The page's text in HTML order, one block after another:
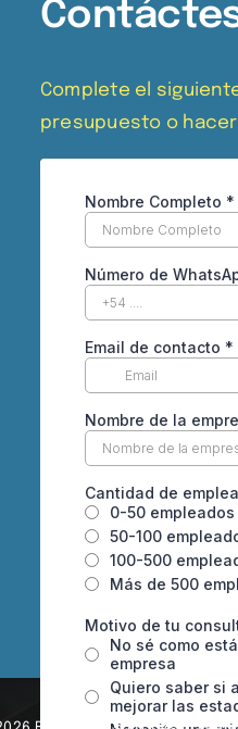
Complete el
presupuesto o